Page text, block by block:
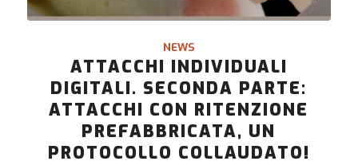
NEWS
ATTACCHI INDIVIDUALI
DIGITALI. SECONDA PARTE:
ATTACCHI CON RITENZIONE
PREFABBRICATA, UN
PROTOCOLLO COLLAUDATO!